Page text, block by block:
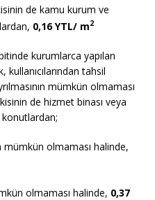
de kamu kurum ve
0,16 YTL/ m2
kurumlarca yapılan
tahsil
mümkün olmaması
de hizmet binası veya
konutlardan;
mümkün olmaması halinde,
olmaması halinde, 0,37